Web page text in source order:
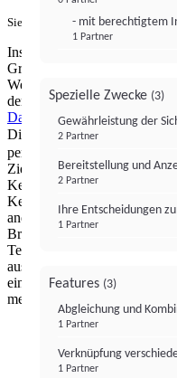
Sie haben ein PUR-Abo?Hier
Institutional Money mit
Gründen die Möglichkeit,
Werbeplatz zur Verfügung zu
der Verantwortung von uns
Datenschutzerklärungnäher
Dienste nutzen wir
personalisierte Werbung,
Zielgruppenforschung.
Kennungen (z. B. login-
Kennungen,
anderen Informationen (z. B.
Browserinformationen,
Technologien usw.) auf
ausgelesen werden, um es
eine App oder einer
mehrere der hier
- mit berechtigtem
1 Partner
Spezielle Zwecke (3)
Gewährleistung der
2 Partner
Bereitstellung und
2 Partner
Ihre Entscheidungen
1 Partner
Features (3)
Abgleichung und
1 Partner
Verknüpfung
1 Partner
Institutional Money
Impressum